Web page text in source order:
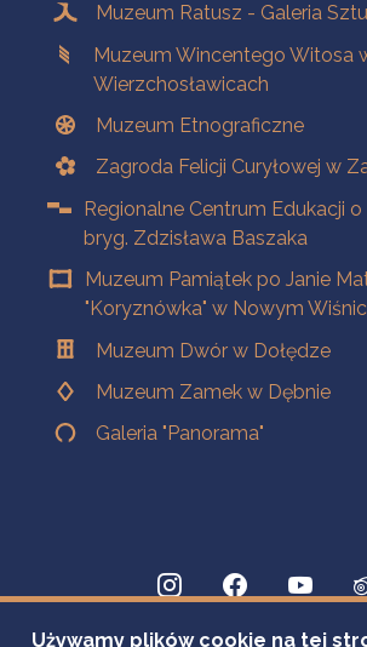
Muzeum Ratusz - Galeria
Muzeum Wincentego Witosa
Wierzchosławicach
Muzeum Etnograficzne
Zagroda Felicji Curyłowej w
Regionalne Centrum Edukacji o
bryg. Zdzisława Baszaka
Muzeum Pamiątek po Janie
"Koryznówka" w Nowym
Muzeum Dwór w Dołędze
Muzeum Zamek w Dębnie
Galeria "Panorama"
Używamy plików cookie na tej